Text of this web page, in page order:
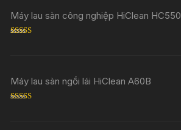
Máy lau sàn công nghiệp HiClean HC550
Máy lau sàn ngồi lái HiClean A60B